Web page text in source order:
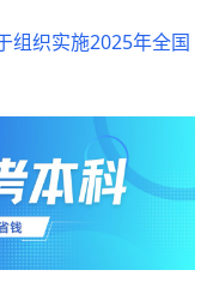
组织实施2025年全国